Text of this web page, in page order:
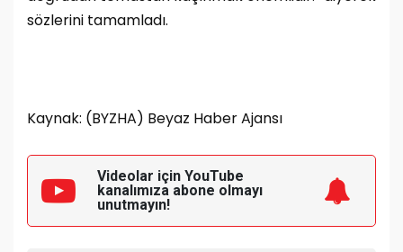
sözlerini tamamladı.
Kaynak: (BYZHA) Beyaz Haber Ajansı
Videolar için YouTube
kanalımıza abone olmayı
unutmayın!